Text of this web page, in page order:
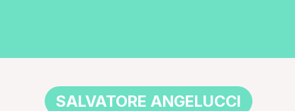
SALVATORE ANGELUCCI